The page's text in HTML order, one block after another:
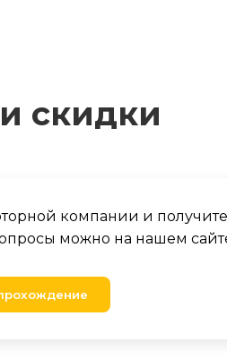
скидки
компании и
можно на нашем